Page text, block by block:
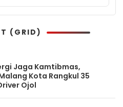
(GRID)
Jaga Kamtibmas,
Kota Rangkul 35
Ojol